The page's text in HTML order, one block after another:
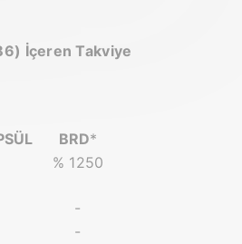
İçeren Takviye
BRD*
% 1250
-
-